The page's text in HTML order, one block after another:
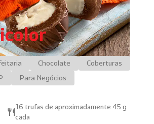
Chocolate
Coberturas
Para Negócios
16 trufas de aproximadamente 45 g
cada